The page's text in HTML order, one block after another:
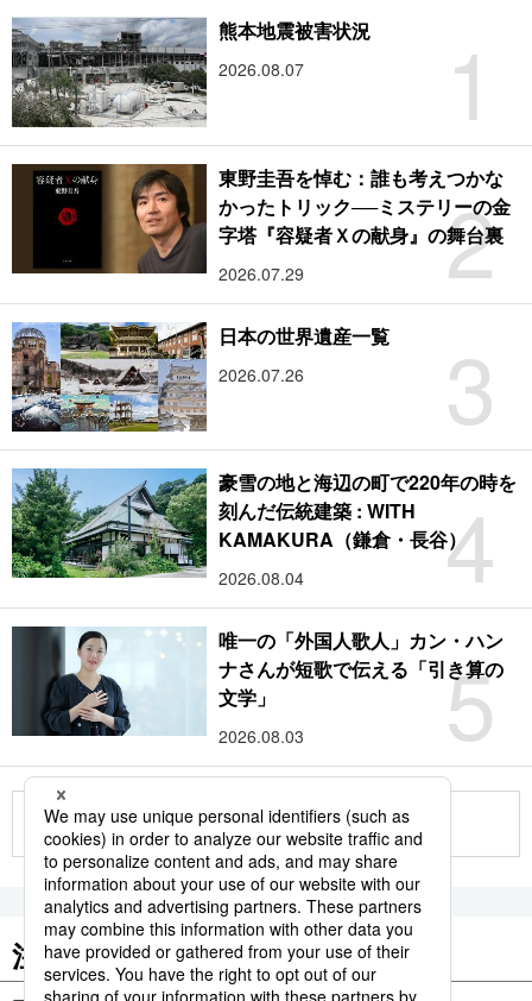
1
熊本地震被害状況
2026.08.07
2
東野圭吾を悼む：誰も考えつかな
かったトリック──ミステリーの金
字塔『容疑者Ｘの献身』の舞台裏
2026.07.29
3
日本の世界遺産一覧
2026.07.26
4
豪雪の地と海辺の町で220年の時を
刻んだ伝統建築 : WITH
KAMAKURA（鎌倉・長谷）
2026.08.04
5
唯一の「外国人歌人」カン・ハン
ナさんが短歌で伝える「引き算の
文学」
2026.08.03
もっと見る
注目のキーワード